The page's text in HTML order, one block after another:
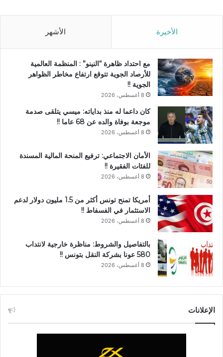
الأخيرة الأشهر
مع احتداد ظاهرة “النينو” : المنظمة العالمية
للأرصاد الجوية تتوقع ارتفاع مخاطر الظواهر
الجوية !!
8 أغسطس، 2026
كان داعما له منذ بداياته: ميسي يتلقى صدمة
موجعة بوفاة والده عن 68 عاما !!
8 أغسطس، 2026
الأمان الاجتماعي: ترفيع المنحة المالية المسندة
للفئات الفقيرة !!
8 أغسطس، 2026
أمريكا تمنح تونس أكثر من 1.5 مليون دولار لدعم
الاستثمار في الفسفاط !!
8 أغسطس، 2026
بالتفاصيل والشروط: مناظرة خارجية لانتداب
580 عونا بشركة النقل بتونس !!
8 أغسطس، 2026
الإعلانات